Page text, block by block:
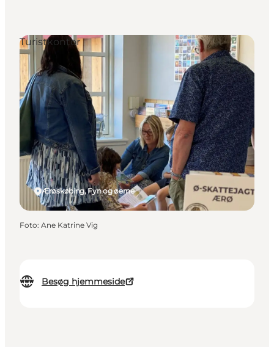
Besøg hjemmeside
Ærøskøbing, Fyn og øerne
Turistkontor
Foto: Ane Katrine Vig